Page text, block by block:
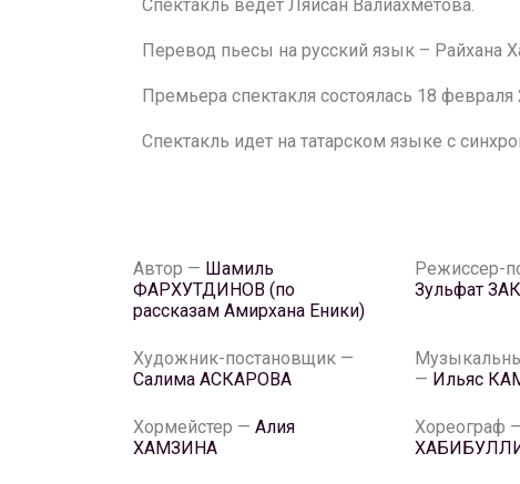
Спектакль ведет Ляйсан Валиахметова.
Перевод пьесы на русский язык – Райхана
Премьера спектакля состоялась 18 февраля
Спектакль идет на татарском языке с
Автор — Шамиль
ФАРХУТДИНОВ (по
рассказам Амирхана Еники)
Режиссер-
Зульфат
Художник-постановщик —
Салима АСКАРОВА
— Ильяс
Хормейстер — Алия
ХАМЗИНА
Хореограф